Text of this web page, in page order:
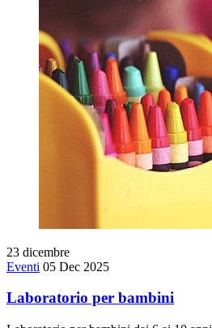
23 dicembre
Eventi 05 Dec 2025
Laboratorio per bambini